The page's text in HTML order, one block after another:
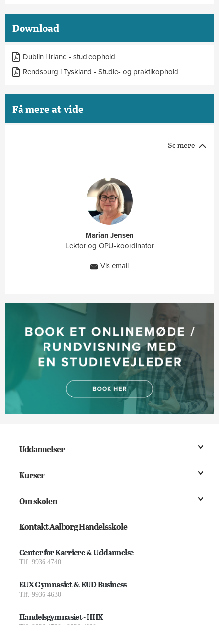
Download
Dublin i Irland - studieophold
Rendsburg i Tyskland - Studie- og praktikophold
Få mere at vide
Se mere
Marian Jensen
Lektor og OPU-koordinator
Vis emailmarj@ah.dk
Uddannelser
Kurser
Om skolen
Kontakt Aalborg Handelsskole
Center for Karriere & Uddannelse
Tlf. 9936 4740
EUX Gymnasiet & EUD Business
Tlf. 9936 4630
Handelsgymnasiet - HHX